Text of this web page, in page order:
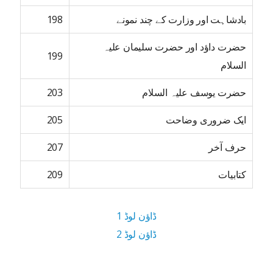
بادشاہت اور وزارت کے چند نمونے 198
حضرت داؤد اور حضرت سلیمان علیہ
السلام
199
حضرت یوسف علیہ السلام 203
ایک ضروری وضاحت 205
حرف آخر 207
کتابیات 209
ڈاؤن لوڈ 1
ڈاؤن لوڈ 2